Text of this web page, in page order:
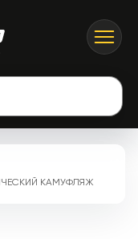
КАМУФЛЯЖ